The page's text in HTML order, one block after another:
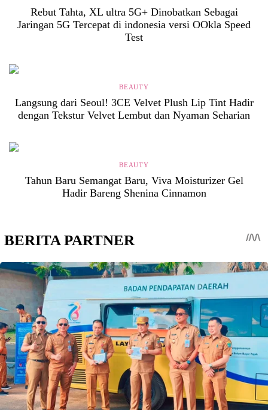
Rebut Tahta, XL ultra 5G+ Dinobatkan Sebagai
Jaringan 5G Tercepat di indonesia versi OOkla Speed
Test
BEAUTY
Langsung dari Seoul! 3CE Velvet Plush Lip Tint Hadir
dengan Tekstur Velvet Lembut dan Nyaman Seharian
BEAUTY
Tahun Baru Semangat Baru, Viva Moisturizer Gel
Hadir Bareng Shenina Cinnamon